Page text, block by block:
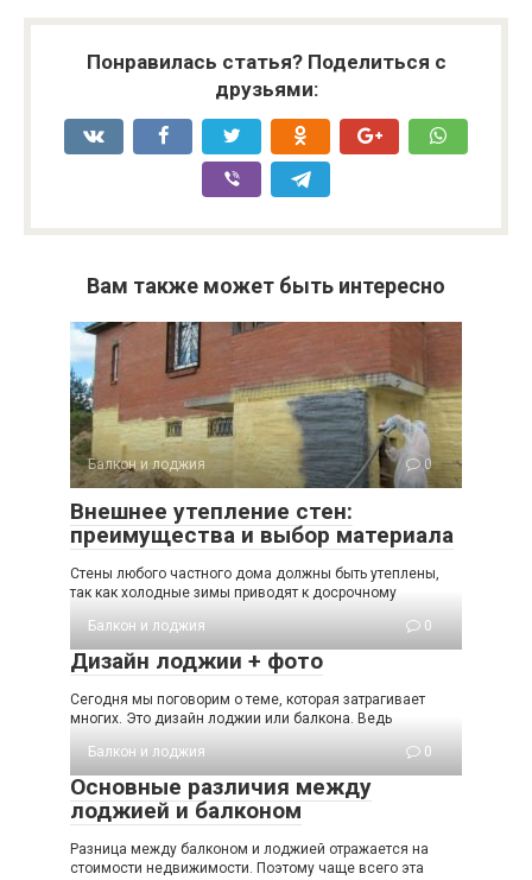
Понравилась статья? Поделиться с
друзьями:
Вам также может быть интересно
Балкон и лоджия 0
Внешнее утепление стен:
преимущества и выбор материала
Стены любого частного дома должны быть утеплены,
так как холодные зимы приводят к досрочному
Балкон и лоджия
0
Дизайн лоджии + фото
Сегодня мы поговорим о теме, которая затрагивает
многих. Это дизайн лоджии или балкона. Ведь
Балкон и лоджия
0
Основные различия между
лоджией и балконом
Разница между балконом и лоджией отражается на
стоимости недвижимости. Поэтому чаще всего эта